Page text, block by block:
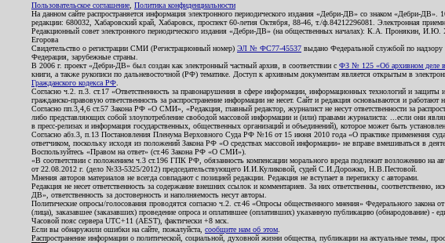
Пользовательское соглашение Политика конфиденциальности
На данном сайте распространяется информация электронного периодического издания «Дебри-ДВ» со знаком «Дебри-
редакции: 680032, Хабаровский край, Хабаровск, проспект 60-летия Октября, 88-46, т./ф.84212296081. Электронная
Редакционный совет электронного периодического издания «Дебри-ДВ» (на общественных началах): К.А.
Егорова
Свидетельство о регистрации СМИ (Регистрационный номер) ЭЛ № ФС77-45537 выдано Федеральной службой по надзору
Федерация, зарубежные страны.
В 2006 г. проект «Дебри-ДВ» был создан как электронный частный архив, в соответствии с ФЗ № 125 «Об архивном деле в
книги, а также рукописи по дальневосточной (РФ) тематике. Доступ к архивным документам является открытым в
Гражданского кодекса РФ
Согласно ч.2. п.3. ст.17 «Ответственность за правонарушения в сфере информации, информационных технологий и защиты
гражданско-правовую ответственность за распространение информации не несет. Сайт и редакция основываются и
Согласно пп.3,4,6 ст.57 Закона РФ «О СМИ», «Редакция, главный редактор, журналист не несут ответственности за
либо представляющих собой злоупотребление свободой массовой информации и (или) правами журналиста: ...если они
в пресс-релизах и информация государственных, общественных организаций и объединений), которое может быть
Согласно абз.3, п.13 Постановления Пленума Верховного Суда РФ №16 от 15 июня 2010 года «О практике применения
ответчиком, поскольку исходя из положений Закона РФ «О средствах массовой информации» не вправе вмешиваться в
Воспользуйтесь «Правом на ответ» (ст.46 Закона РФ «О СМИ»).
«В соответствии с положением ч.3 ст.196 ГПК РФ, обязанность компенсации морального вреда подлежит возложению на
от 22.08.2012 г. (дело №33-5325/2012) председательствующего И.И.Куликовой, судей С.И.Дорожко, Н.В.Пестовой.
Мнения авторов материалов не всегда совпадают с позицией редакции. Редакция не вступает в переписку с авторами.
Редакция не несет ответственность за содержание внешних ссылок и комментариев. За них ответственны,
ДВ», ответственность за достоверность и наполняемость несут авторы.
Политические опросы/голосования проводятся согласно ч.2. ст.46 «Опросы общественного мнения» Федерального
(лица), заказавшее (заказавших) проведение опроса и оплатившее (оплативших) указанную публикацию (обнародование) -
Часовой пояс сервера UTC+11 (AEST), фактически +8 мск.
Если вы обнаружили ошибки на сайте, пожалуйста, сообщите нам об этом
Распространение информации о политической, социальной, духовной жизни общества, публикации на актуальные темы,